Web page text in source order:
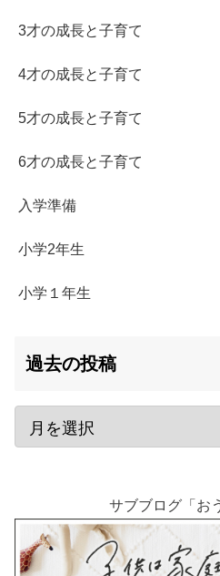
3才の成長と子育て
4才の成長と子育て
5才の成長と子育て
6才の成長と子育て
入学準備
小学2年生
小学１年生
過去の投稿
サブブログ「お